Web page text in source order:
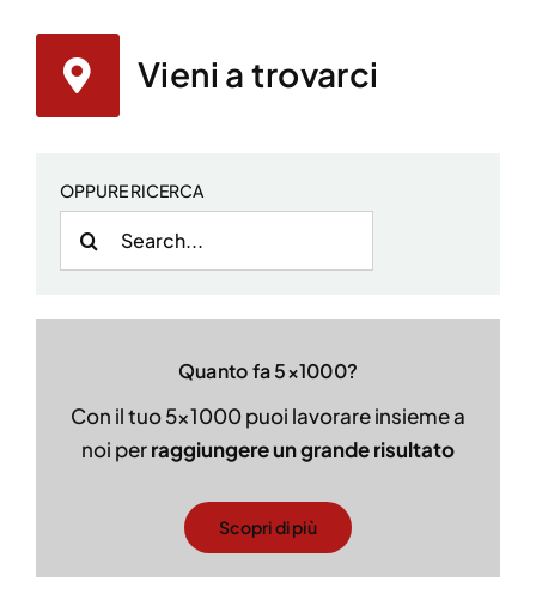
Vieni a trovarci
OPPURE RICERCA
Cerca
per:
Quanto fa 5×1000?
Con il tuo 5×1000 puoi lavorare insieme a
noi perraggiungere un grande risultato
Scopri di più